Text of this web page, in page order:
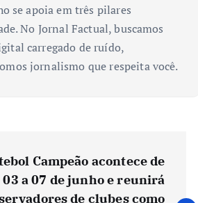
se apoia em três pilares
No Jornal Factual, buscamos
carregado de ruído,
jornalismo que respeita você.
Campeão acontece de
03 a 07 de junho e reunirá
de clubes como